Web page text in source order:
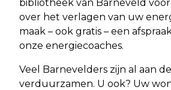
bibliotheek van Barneveld voor
over het verlagen van uw
maak – ook gratis – een
onze energiecoaches.
Veel Barnevelders zijn al aan
verduurzamen. U ook? Uw